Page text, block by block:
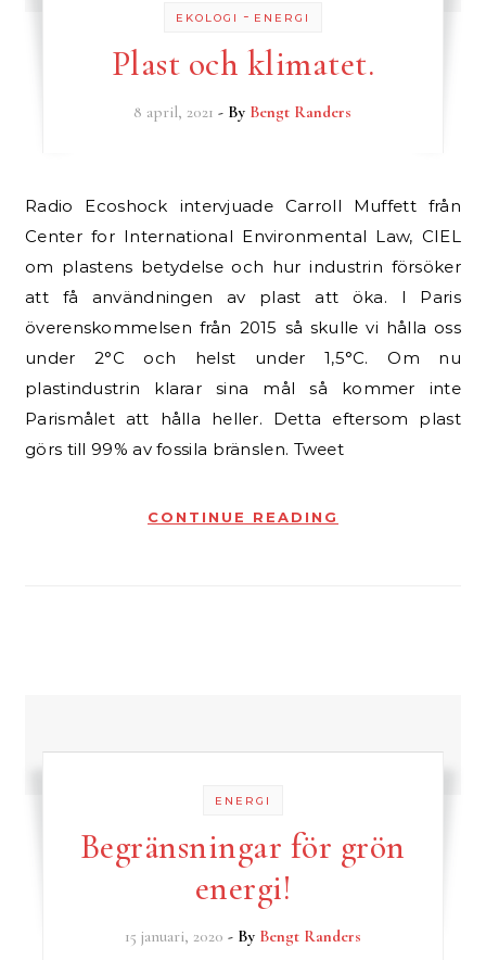
EKOLOGI - ENERGI
Plast och klimatet.
8 april, 2021 - By Bengt Randers
Radio Ecoshock intervjuade Carroll Muffett från
Center for International Environmental Law, CIEL
om plastens betydelse och hur industrin försöker
att få användningen av plast att öka. I Paris
överenskommelsen från 2015 så skulle vi hålla oss
under 2°C och helst under 1,5°C. Om nu
plastindustrin klarar sina mål så kommer inte
Parismålet att hålla heller. Detta eftersom plast
görs till 99% av fossila bränslen. Tweet
CONTINUE READING
ENERGI
Begränsningar för grön
energi!
15 januari, 2020 - By Bengt Randers